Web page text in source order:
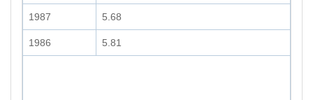
1987 5.68
1986 5.81